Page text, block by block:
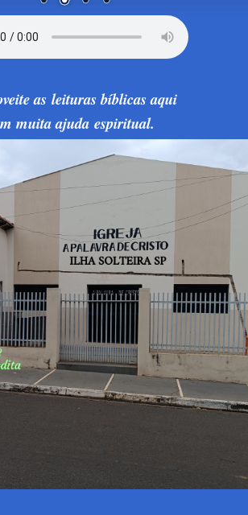
as leituras bíblicas aqui
muita ajuda espiritual.